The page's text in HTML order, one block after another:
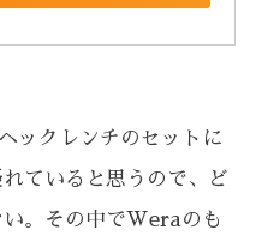
ックレンチのセットに
ていると思うので、ど
。その中でWeraのも